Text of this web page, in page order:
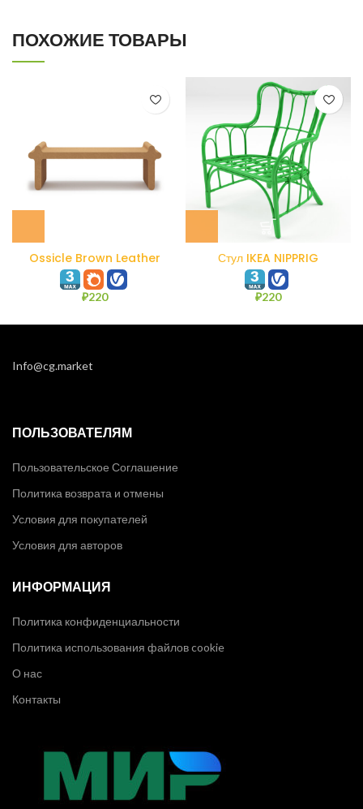
ПОХОЖИЕ ТОВАРЫ
Ossicle Brown Leather
Bench N1
₽220
Стул IKEA NIPPRIG
₽220
Info@cg.market
ПОЛЬЗОВАТЕЛЯМ
Пользовательское Соглашение
Политика возврата и отмены
Условия для покупателей
Условия для авторов
ИНФОРМАЦИЯ
Политика конфиденциальности
Политика использования файлов cookie
О нас
Контакты